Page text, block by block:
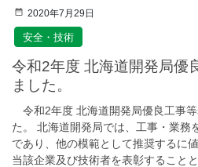
2020年7月29日
安全・技術
令和2年度 北海道開発局優
ました。
令和2年度 北海道開発局優良工事
た。 北海道開発局では、工事・業務
であり、他の模範として推奨するに
当該企業及び技術者を表彰すること